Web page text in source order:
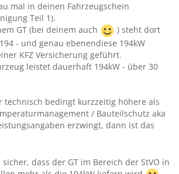
in etwa, wie wenn unsere Kinder die
tragen, nach dem Motto:
gut, wäre aber gern so und vielleicht
Glanz an mir.
sich nicht auf alle GT line Fahrer:
war nur angespitzt von den ewigen
Normalerweise lasse ich das seit Jahren
einstecken.
mal in deinen Fahrzeugschein
Teil 1).
GT (bei deinem auch
) steht dort
- und genau ebenendiese 194kW
KFZ Versicherung geführt.
leistet dauerhaft 194kW - über 30
technisch bedingt kurzzeitig höhere als
/ Bauteilschutz aka
erzwingt, dann ist das
dass der GT im Bereich der StVO in